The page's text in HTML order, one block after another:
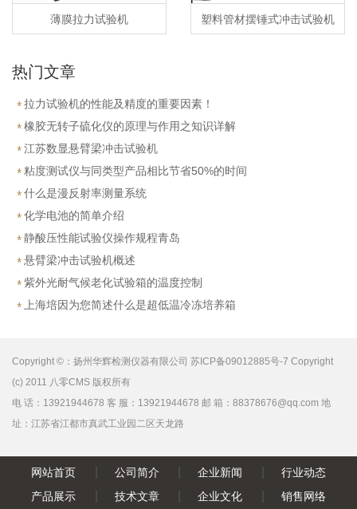
薄膜拉力试验机 塑料管材摆锤式冲击试验机
热门文章
拉力试验机的性能及精度的重要因素！
橡胶无转子硫化仪的原理与作用之知识详解
江苏数显悬臂梁冲击试验机
粘度测试仪与同类型产品相比节省50%的时间
什么是漫反射率测量系统
化学电池的简单介绍
静酸压性能试验仪操作规程青岛
悬臂梁冲击试验机概述
紫外光耐气候老化试验箱的温度控制
上海培因为您简述什么是超低温冷冻培养箱
Copyright ©：扬州华辉检测仪器有限公司 苏ICP备09012885号-7 Copyright
(c) 2011 八零CMS 版权所有
电 话：13921944678 客 服：13921944678 邮 箱：88378676@qq.com 地
址：江苏省江都市真武工业园二区天龙路
网站首页 公司简介 企业新闻
行业动态
产品展示
技术文章 企业文化 销售网络